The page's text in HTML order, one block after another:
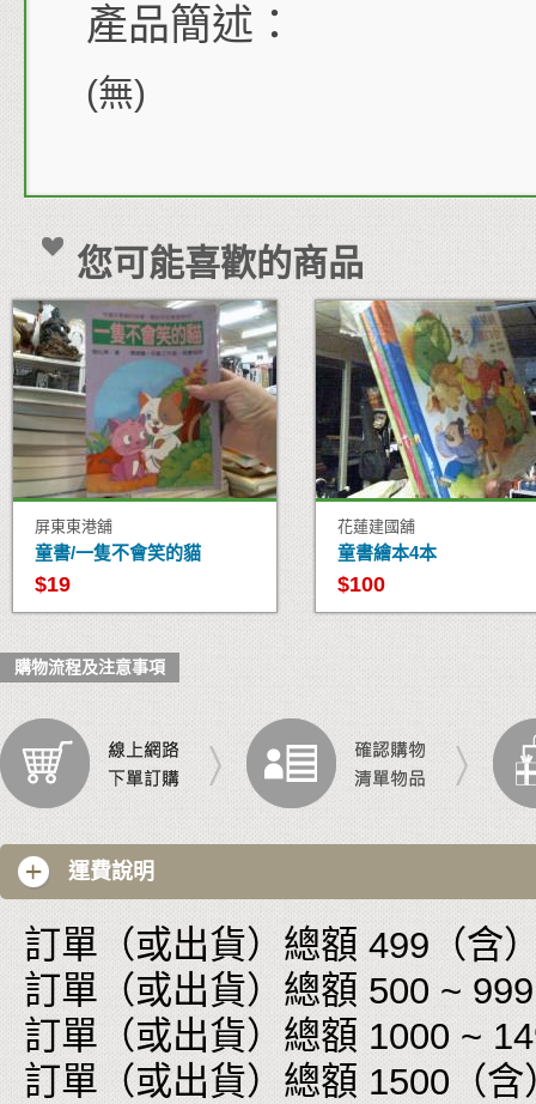
產品簡述：
(無)
您可能喜歡的商品
屏東東港舖
童書/一隻不會笑的貓
$19
花蓮建國舖
童書繪本4本
$100
購物流程及注意事項
運費說明
訂單（或出貨）總額 499（含
訂單（或出貨）總額 500 ~
訂單（或出貨）總額 1000 ~
訂單（或出貨）總額 1500（